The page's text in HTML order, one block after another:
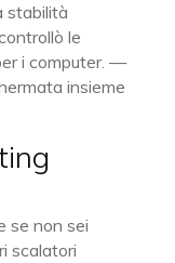
stabilità
le
i computer. —
insieme
se non sei
scalatori